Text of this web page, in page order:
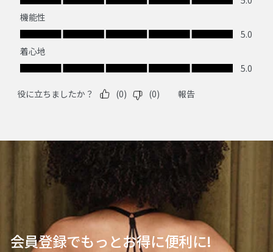
会員登録でもっとお得に便利に!